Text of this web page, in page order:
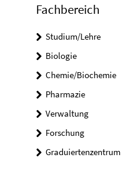
Fachbereich
Studium/Lehre
Biologie
Chemie/Biochemie
Pharmazie
Verwaltung
Forschung
Graduiertenzentrum